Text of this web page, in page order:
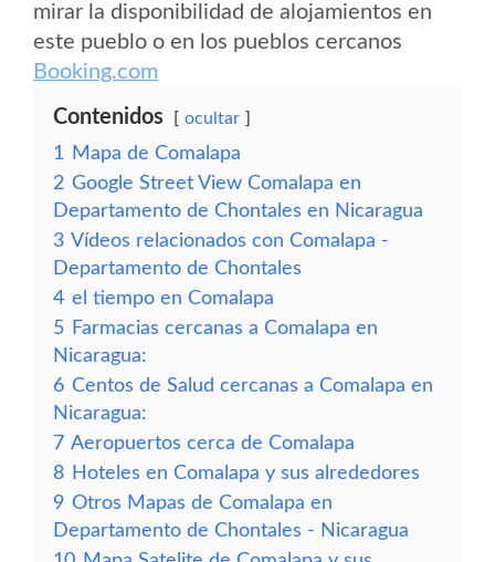
mirar la disponibilidad de alojamientos en
este pueblo o en los pueblos cercanos
Booking.com
Contenidos ocultar
1
Mapa de Comalapa
2 Google Street View Comalapa en
Departamento de Chontales en Nicaragua
3 Vídeos relacionados con Comalapa -
Departamento de Chontales
4 el tiempo en Comalapa
5 Farmacias cercanas a Comalapa en
Nicaragua:
6 Centos de Salud cercanas a Comalapa en
Nicaragua:
7 Aeropuertos cerca de Comalapa
8 Hoteles en Comalapa y sus alrededores
9 Otros Mapas de Comalapa en
Departamento de Chontales - Nicaragua